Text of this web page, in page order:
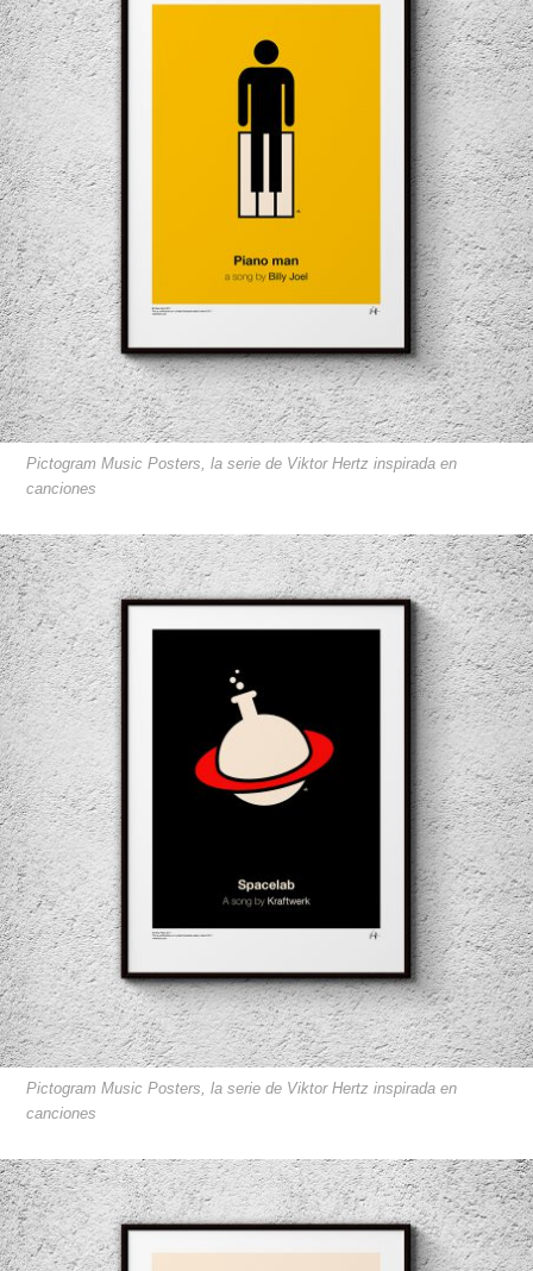
Pictogram Music Posters, la serie de Viktor Hertz inspirada en
canciones
Pictogram Music Posters, la serie de Viktor Hertz inspirada en
canciones